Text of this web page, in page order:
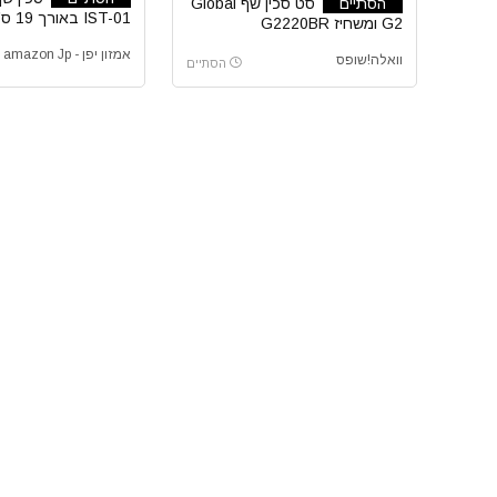
G2 ומשחיז G2220BR
וואלה!שופס הסתיים
IST-01 באורך 19 ס”מ
אמזון יפן - amazon Jp